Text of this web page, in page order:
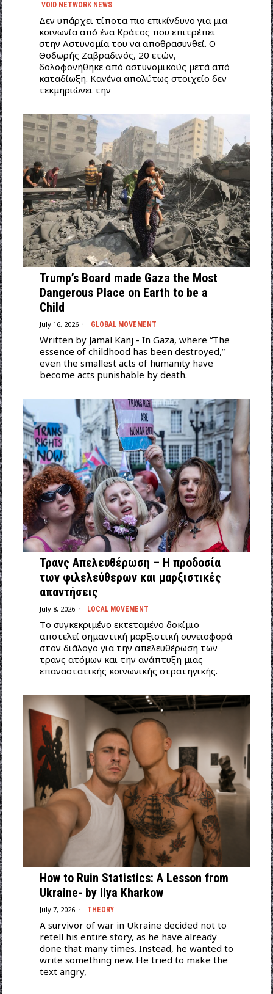
VOID NETWORK NEWS
Δεν υπάρχει τίποτα πιο επικίνδυνο για μια
κοινωνία από ένα Κράτος που επιτρέπει
στην Αστυνομία του να αποθρασυνθεί. Ο
Θοδωρής Ζαβραδινός, 20 ετών,
δολοφονήθηκε από αστυνομικούς μετά από
καταδίωξη. Κανένα απολύτως στοιχείο δεν
τεκμηριώνει την
Trump’s Board made Gaza the Most
Dangerous Place on Earth to be a
Child
July 16, 2026 GLOBAL MOVEMENT
Written by Jamal Kanj - In Gaza, where “The
essence of childhood has been destroyed,”
even the smallest acts of humanity have
become acts punishable by death.
Τρανς Απελευθέρωση – Η προδοσία
των φιλελεύθερων και μαρξιστικές
απαντήσεις
July 8, 2026 LOCAL MOVEMENT
Tο συγκεκριμένο εκτεταμένο δοκίμιο
αποτελεί σημαντική μαρξιστική συνεισφορά
στον διάλογο για την απελευθέρωση των
τρανς ατόμων και την ανάπτυξη μιας
επαναστατικής κοινωνικής στρατηγικής.
How to Ruin Statistics: A Lesson from
Ukraine- by Ilya Kharkow
July 7, 2026 THEORY
A survivor of war in Ukraine decided not to
retell his entire story, as he have already
done that many times. Instead, he wanted to
write something new. He tried to make the
text angry,